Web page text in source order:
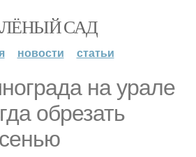
САД
новости статьи
на урале
обрезать